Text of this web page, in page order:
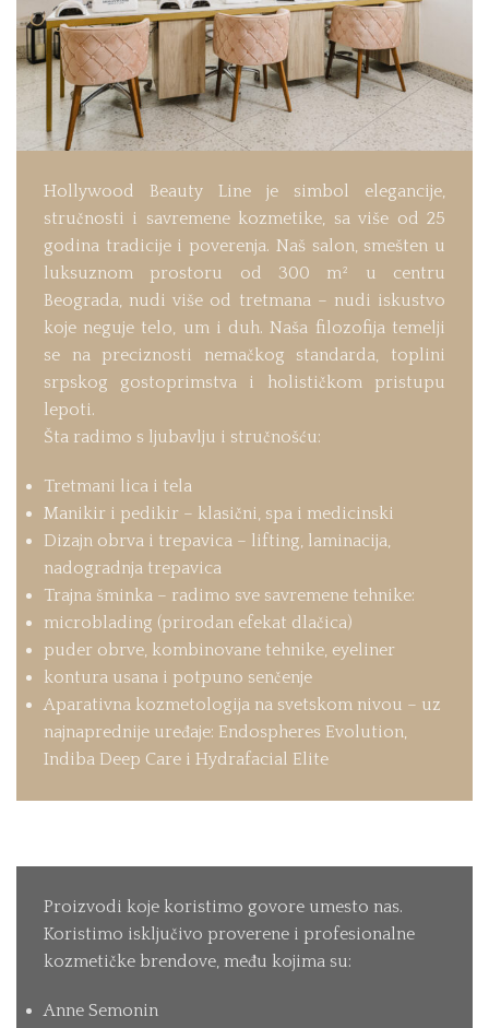
Hollywood Beauty Line je simbol elegancije,
stručnosti i savremene kozmetike, sa više od 25
godina tradicije i poverenja. Naš salon, smešten u
luksuznom prostoru od 300 m² u centru
Beograda, nudi više od tretmana – nudi iskustvo
koje neguje telo, um i duh. Naša filozofija temelji
se na preciznosti nemačkog standarda, toplini
srpskog gostoprimstva i holističkom pristupu
lepoti.
Šta radimo s ljubavlju i stručnošću:
Tretmani lica i tela
Manikir i pedikir – klasični, spa i medicinski
Dizajn obrva i trepavica – lifting, laminacija,
nadogradnja trepavica
Trajna šminka – radimo sve savremene tehnike:
microblading (prirodan efekat dlačica)
puder obrve, kombinovane tehnike, eyeliner
kontura usana i potpuno senčenje
Aparativna kozmetologija na svetskom nivou – uz
najnaprednije uređaje: Endospheres Evolution,
Indiba Deep Care i Hydrafacial Elite
Proizvodi koje koristimo govore umesto nas.
Koristimo isključivo proverene i profesionalne
kozmetičke brendove, među kojima su:
Anne Semonin